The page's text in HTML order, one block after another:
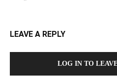
LEAVE A REPLY
LOG IN TO